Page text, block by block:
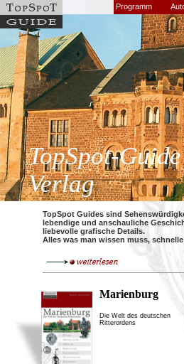
Programm
TopSpot-Guide
Verlag
TopSpot Guides sind
lebendige und anschauliche
liebevolle grafische Details.
Alles was man wissen muss,
Marienburg
Die Welt des deutschen
Ritterordens